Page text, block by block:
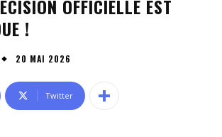
OFFICIELLE EST
!
20 MAI 2026
Twitter